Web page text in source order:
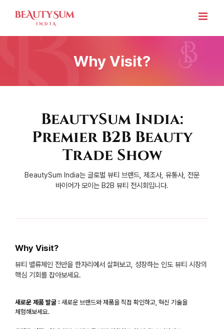
Why Visit?
BeautySum India:
Premier B2B Beauty
Trade Show
BeautySum India는 글로벌 뷰티 브랜드, 제조사, 유통사, 전문
바이어가 모이는 B2B 뷰티 전시회입니다.
Why Visit?
뷰티 밸류체인 전반을 한자리에서 살펴보고, 성장하는 인도 뷰티 시장의
핵심 기회를 잡아보세요.
새로운 제품 발굴 : 새로운 브랜드와 제품을 직접 확인하고, 혁신 기술을
체험해보세요.